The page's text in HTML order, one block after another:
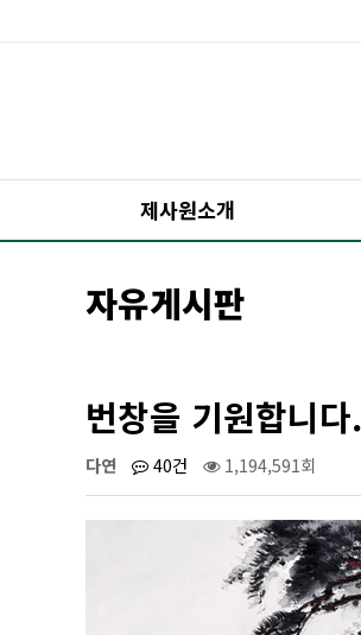
제사원소개
자유게시판
번창을 기원합니다.
다연 40건 1,194,591회